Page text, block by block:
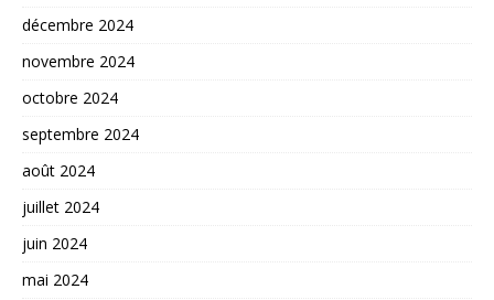
décembre 2024
novembre 2024
octobre 2024
septembre 2024
août 2024
juillet 2024
juin 2024
mai 2024